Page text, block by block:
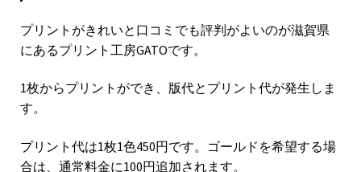
プリントがきれいと口コミでも評判がよいのが滋賀県
にあるプリント工房GATOです。
1枚からプリントができ、版代とプリント代が発生しま
す。
プリント代は1枚1色450円です。ゴールドを希望する場
合は、通常料金に100円追加されます。